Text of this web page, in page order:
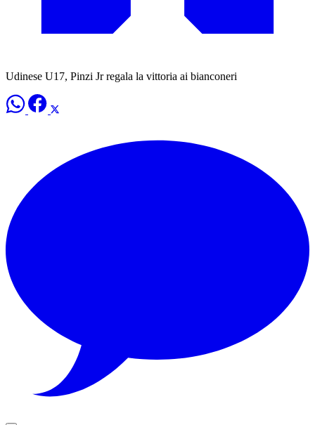
Udinese U17, Pinzi Jr regala la vittoria ai bianconeri